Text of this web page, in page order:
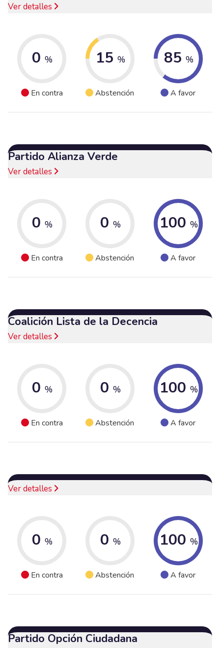
Ver detalles
0 %
En contra
15 %
Abstención
85 %
A favor
Partido Alianza Verde
Ver detalles
0 %
En contra
0 %
Abstención
100 %
A favor
Coalición Lista de la Decencia
Ver detalles
0 %
En contra
0 %
Abstención
100 %
A favor
Ver detalles
0 %
En contra
0 %
Abstención
100 %
A favor
Partido Opción Ciudadana